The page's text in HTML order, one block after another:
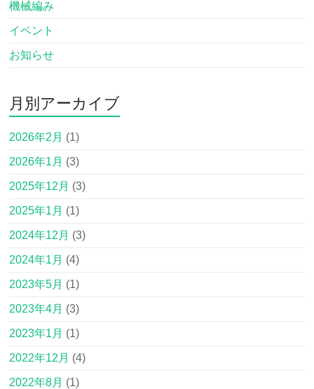
機械編み
イベント
お知らせ
月別アーカイブ
2026年2月 (1)
2026年1月 (3)
2025年12月 (3)
2025年1月 (1)
2024年12月 (3)
2024年1月 (4)
2023年5月 (1)
2023年4月 (3)
2023年1月 (1)
2022年12月 (4)
2022年8月 (1)